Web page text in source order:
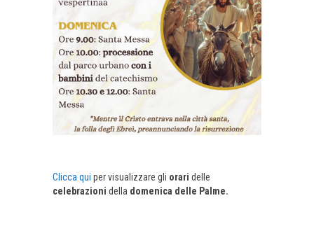
Clicca qui per visualizzare gli orari delle
celebrazioni della domenica delle Palme.